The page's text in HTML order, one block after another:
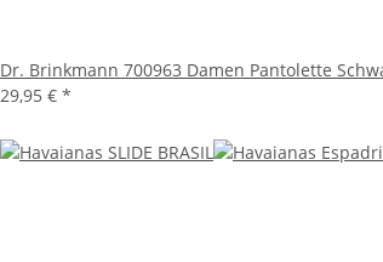
Dr. Brinkmann 700963 Damen Pantolette
29,95 € *